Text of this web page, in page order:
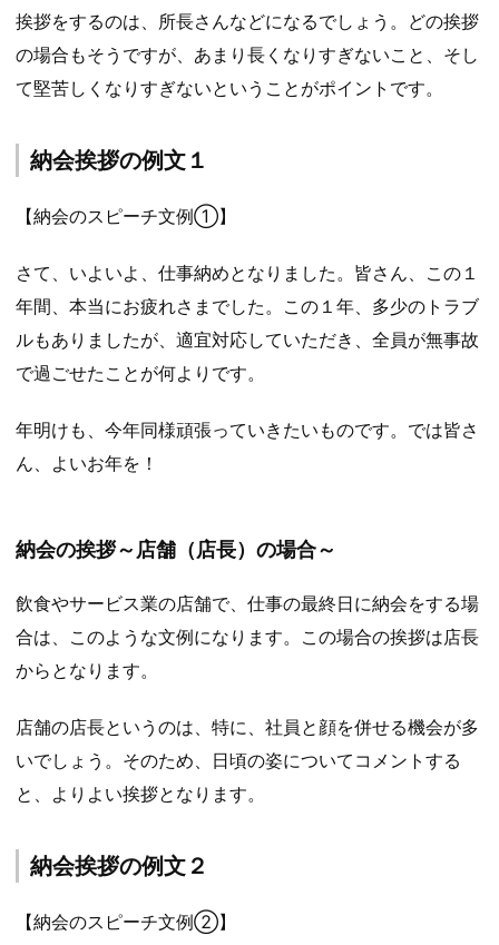
挨拶をするのは、所長さんなどになるでしょう。どの挨拶
の場合もそうですが、あまり長くなりすぎないこと、そし
て堅苦しくなりすぎないということがポイントです。
納会挨拶の例文１
【納会のスピーチ文例①】
さて、いよいよ、仕事納めとなりました。皆さん、この１
年間、本当にお疲れさまでした。この１年、多少のトラブ
ルもありましたが、適宜対応していただき、全員が無事故
で過ごせたことが何よりです。
年明けも、今年同様頑張っていきたいものです。では皆さ
ん、よいお年を！
納会の挨拶～店舗（店長）の場合～
飲食やサービス業の店舗で、仕事の最終日に納会をする場
合は、このような文例になります。この場合の挨拶は店長
からとなります。
店舗の店長というのは、特に、社員と顔を併せる機会が多
いでしょう。そのため、日頃の姿についてコメントする
と、よりよい挨拶となります。
納会挨拶の例文２
【納会のスピーチ文例②】